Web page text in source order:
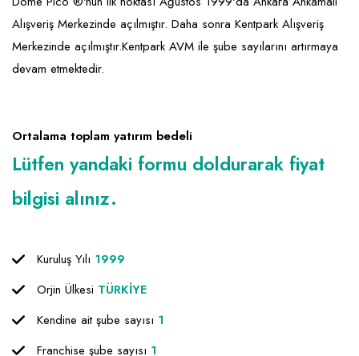
Ev Hizmetleri
Sağlık Güzellik
Market FMGC - Katlı Mağaza
Mobilya ve Ev Tekstili
Takı
Yapı Malzemesi - Hırdavat
Gayrimenkul
Gıda ve Sarf Malzemeleri
Giyim - Aksesuar
Hukuk - Marka - Patent ve Tercüme
Isıtma - Soğutma ve Havalandırma
Mali Kayıt ve Denetim
Matbaa - Fotoğraf
Mobilya Dekorasyon
Alışveriş Merkezinde açılmıştır. Daha sonra Kentpark Alışveriş
Merkezinde açılmıştır.Kentpark AVM ile şube sayılarını artırmaya
devam etmektedir.
Ortalama toplam yatırım bedeli
Lütfen yandaki formu doldurarak fiyat
bilgisi alınız.
Kuruluş Yılı 1999
Orjin Ülkesi TÜRKİYE
Kendine ait şube sayısı 1
Franchise şube sayısı 1